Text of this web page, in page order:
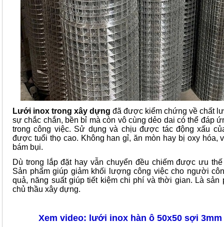
Lưới inox trong xây dựng đã được kiểm chứng về chất
sự chắc chắn, bền bỉ mà còn vô cùng dẻo dai có thể đáp
trong công việc. Sử dụng và chịu được tác động xấu
được tuổi thọ cao. Không han gỉ, ăn mòn hay bị oxy hóa,
bám bụi.
Dù trong lắp đặt hay vẫn chuyển đều chiếm được ưu
Sản phẩm giúp giảm khối lượng công việc cho người
quả, năng suất giúp tiết kiệm chi phí và thời gian. Là sản
chủ thầu xây dựng.
Xem video: lưới inox hàn ô 50x50 sợi